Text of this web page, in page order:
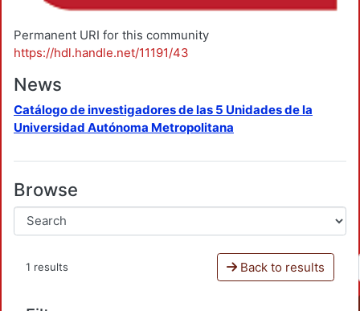
Permanent URI for this community
https://hdl.handle.net/11191/43
News
Catálogo de investigadores de las 5 Unidades de la
Universidad Autónoma Metropolitana
Browse
1 results Back to results